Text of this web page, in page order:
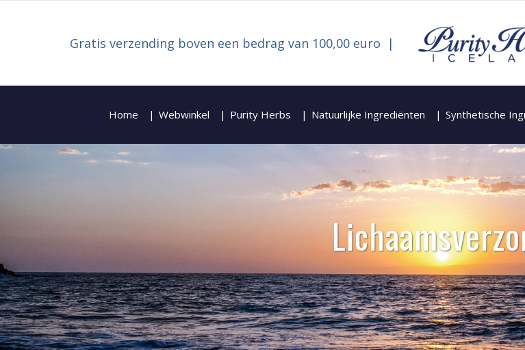
Gratis verzending boven een bedrag van 100,00 euro
Home Webwinkel Purity Herbs Natuurlijke Ingrediënten Synthetische